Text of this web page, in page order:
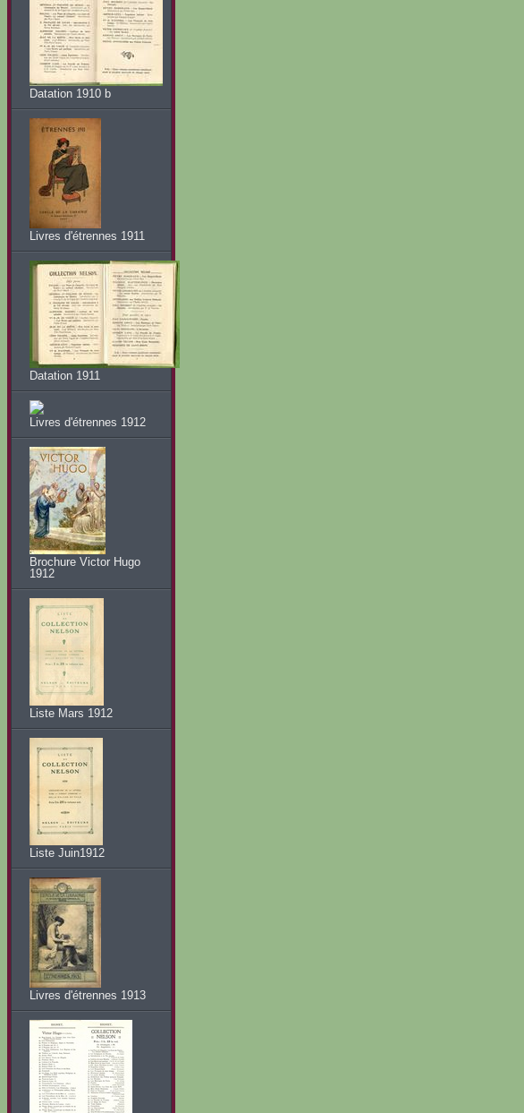
Datation 1910 b
Livres d'étrennes 1911
Datation 1911
Livres d'étrennes 1912
Brochure Victor Hugo
1912
Liste Mars 1912
Liste Juin1912
Livres d'étrennes 1913